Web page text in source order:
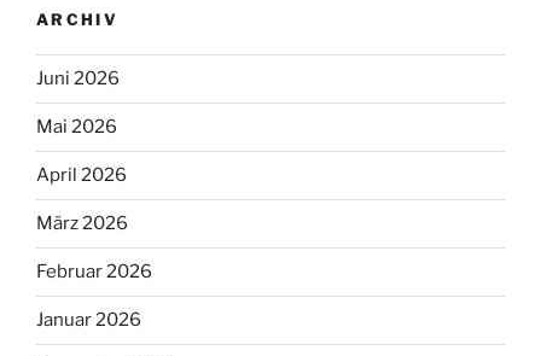
ARCHIV
Juni 2026
Mai 2026
April 2026
März 2026
Februar 2026
Januar 2026